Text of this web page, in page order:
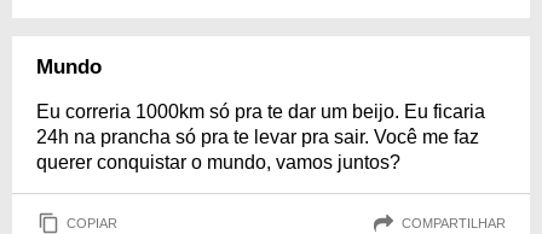
Mundo
Eu correria 1000km só pra te dar um beijo. Eu ficaria
24h na prancha só pra te levar pra sair. Você me faz
querer conquistar o mundo, vamos juntos?
COPIAR COMPARTILHAR